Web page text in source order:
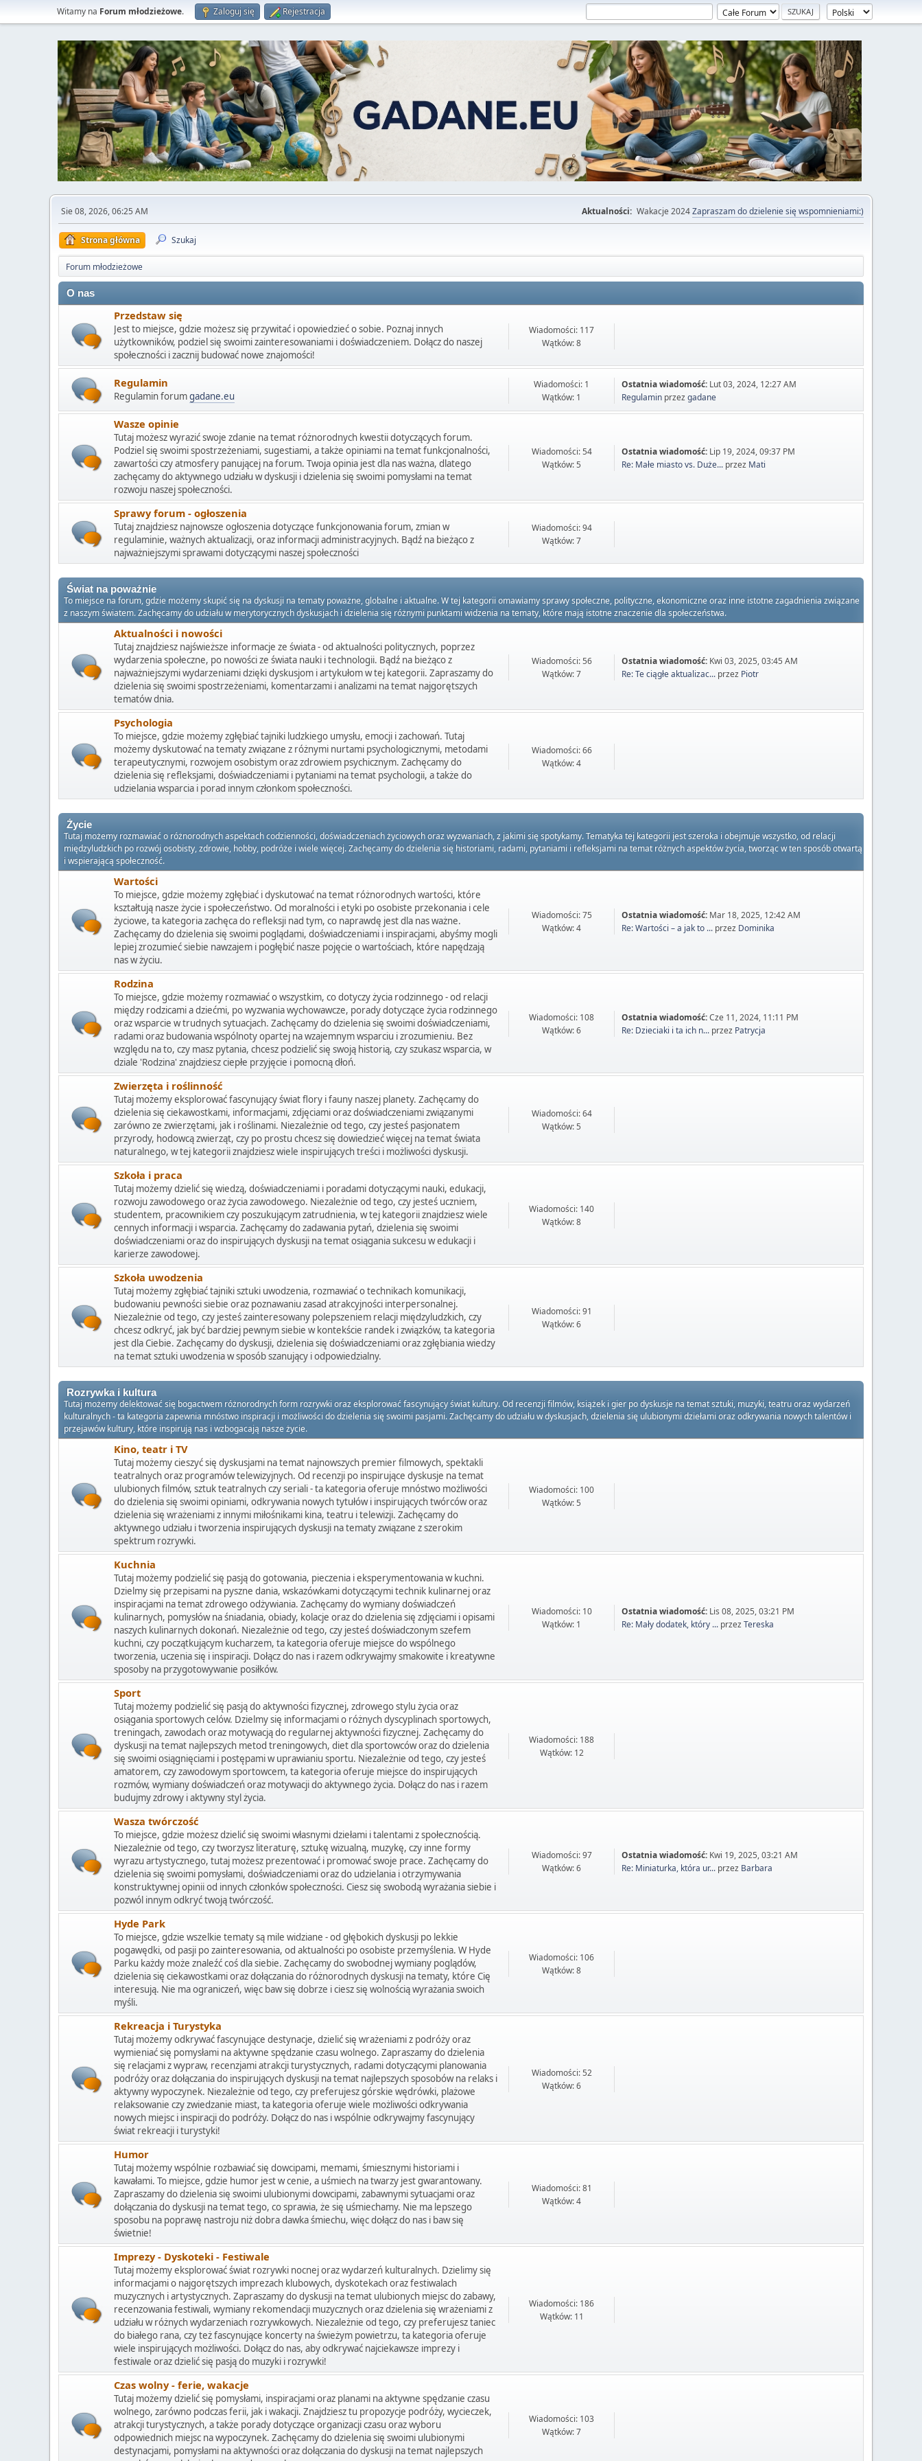
Witamy na Forum młodzieżowe. Zaloguj się Rejestracja
Sie 08, 2026, 06:25 AM Aktualności: Wakacje 2024Zapraszam do dzielenie się wspomnieniami:)
Strona główna Szukaj
Forum młodzieżowe
O nas
Przedstaw się
Jest to miejsce, gdzie możesz się przywitać i opowiedzieć o sobie. Poznaj innych
użytkowników, podziel się swoimi zainteresowaniami i doświadczeniem. Dołącz do naszej
społeczności i zacznij budować nowe znajomości!
Wiadomości: 117
Wątków: 8
Regulamin
Regulamin forumgadane.eu
Wiadomości: 1
Wątków: 1
Ostatnia wiadomość: Lut 03, 2024, 12:27 AM
Regulamin przezgadane
Wasze opinie
Tutaj możesz wyrazić swoje zdanie na temat różnorodnych kwestii dotyczących forum.
Podziel się swoimi spostrzeżeniami, sugestiami, a także opiniami na temat funkcjonalności,
zawartości czy atmosfery panującej na forum. Twoja opinia jest dla nas ważna, dlatego
zachęcamy do aktywnego udziału w dyskusji i dzielenia się swoimi pomysłami na temat
rozwoju naszej społeczności.
Wiadomości: 54
Wątków: 5
Ostatnia wiadomość: Lip 19, 2024, 09:37 PM
Re: Małe miasto vs. Duże... przez Mati
Sprawy forum - ogłoszenia
Tutaj znajdziesz najnowsze ogłoszenia dotyczące funkcjonowania forum, zmian w
regulaminie, ważnych aktualizacji, oraz informacji administracyjnych. Bądź na bieżąco z
najważniejszymi sprawami dotyczącymi naszej społeczności
Wiadomości: 94
Wątków: 7
Świat na poważnie
To miejsce na forum, gdzie możemy skupić się na dyskusji na tematy poważne, globalne i aktualne. W tej kategorii omawiamy sprawy społeczne, polityczne, ekonomiczne oraz inne istotne zagadnienia związane
z naszym światem. Zachęcamy do udziału w merytorycznych dyskusjach i dzielenia się różnymi punktami widzenia na tematy, które mają istotne znaczenie dla społeczeństwa.
Aktualności i nowości
Tutaj znajdziesz najświeższe informacje ze świata - od aktualności politycznych, poprzez
wydarzenia społeczne, po nowości ze świata nauki i technologii. Bądź na bieżąco z
najważniejszymi wydarzeniami dzięki dyskusjom i artykułom w tej kategorii. Zapraszamy do
dzielenia się swoimi spostrzeżeniami, komentarzami i analizami na temat najgorętszych
tematów dnia.
Wiadomości: 56
Wątków: 7
Ostatnia wiadomość: Kwi 03, 2025, 03:45 AM
Re: Te ciągłe aktualizac... przez Piotr
Psychologia
To miejsce, gdzie możemy zgłębiać tajniki ludzkiego umysłu, emocji i zachowań. Tutaj
możemy dyskutować na tematy związane z różnymi nurtami psychologicznymi, metodami
terapeutycznymi, rozwojem osobistym oraz zdrowiem psychicznym. Zachęcamy do
dzielenia się refleksjami, doświadczeniami i pytaniami na temat psychologii, a także do
udzielania wsparcia i porad innym członkom społeczności.
Wiadomości: 66
Wątków: 4
Życie
Tutaj możemy rozmawiać o różnorodnych aspektach codzienności, doświadczeniach życiowych oraz wyzwaniach, z jakimi się spotykamy. Tematyka tej kategorii jest szeroka i obejmuje wszystko, od relacji
międzyludzkich po rozwój osobisty, zdrowie, hobby, podróże i wiele więcej. Zachęcamy do dzielenia się historiami, radami, pytaniami i refleksjami na temat różnych aspektów życia, tworząc w ten sposób otwartą
i wspierającą społeczność.
Wartości
To miejsce, gdzie możemy zgłębiać i dyskutować na temat różnorodnych wartości, które
kształtują nasze życie i społeczeństwo. Od moralności i etyki po osobiste przekonania i cele
życiowe, ta kategoria zachęca do refleksji nad tym, co naprawdę jest dla nas ważne.
Zachęcamy do dzielenia się swoimi poglądami, doświadczeniami i inspiracjami, abyśmy mogli
lepiej zrozumieć siebie nawzajem i pogłębić nasze pojęcie o wartościach, które napędzają
nas w życiu.
Wiadomości: 75
Wątków: 4
Ostatnia wiadomość: Mar 18, 2025, 12:42 AM
Re: Wartości – a jak to ... przez Dominika
Rodzina
To miejsce, gdzie możemy rozmawiać o wszystkim, co dotyczy życia rodzinnego - od relacji
między rodzicami a dziećmi, po wyzwania wychowawcze, porady dotyczące życia rodzinnego
oraz wsparcie w trudnych sytuacjach. Zachęcamy do dzielenia się swoimi doświadczeniami,
radami oraz budowania wspólnoty opartej na wzajemnym wsparciu i zrozumieniu. Bez
względu na to, czy masz pytania, chcesz podzielić się swoją historią, czy szukasz wsparcia, w
dziale 'Rodzina' znajdziesz ciepłe przyjęcie i pomocną dłoń.
Wiadomości: 108
Wątków: 6
Ostatnia wiadomość:Cze 11, 2024, 11:11 PM
Re: Dzieciaki i ta ich n... przez Patrycja
Zwierzęta i roślinność
Tutaj możemy eksplorować fascynujący świat flory i fauny naszej planety. Zachęcamy do
dzielenia się ciekawostkami, informacjami, zdjęciami oraz doświadczeniami związanymi
zarówno ze zwierzętami, jak i roślinami. Niezależnie od tego, czy jesteś pasjonatem
przyrody, hodowcą zwierząt, czy po prostu chcesz się dowiedzieć więcej na temat świata
naturalnego, w tej kategorii znajdziesz wiele inspirujących treści i możliwości dyskusji.
Wiadomości: 64
Wątków: 5
Szkoła i praca
Tutaj możemy dzielić się wiedzą, doświadczeniami i poradami dotyczącymi nauki, edukacji,
rozwoju zawodowego oraz życia zawodowego. Niezależnie od tego, czy jesteś uczniem,
studentem, pracownikiem czy poszukującym zatrudnienia, w tej kategorii znajdziesz wiele
cennych informacji i wsparcia. Zachęcamy do zadawania pytań, dzielenia się swoimi
doświadczeniami oraz do inspirujących dyskusji na temat osiągania sukcesu w edukacji i
karierze zawodowej.
Wiadomości: 140
Wątków: 8
Szkoła uwodzenia
Tutaj możemy zgłębiać tajniki sztuki uwodzenia, rozmawiać o technikach komunikacji,
budowaniu pewności siebie oraz poznawaniu zasad atrakcyjności interpersonalnej.
Niezależnie od tego, czy jesteś zainteresowany polepszeniem relacji międzyludzkich, czy
chcesz odkryć, jak być bardziej pewnym siebie w kontekście randek i związków, ta kategoria
jest dla Ciebie. Zachęcamy do dyskusji, dzielenia się doświadczeniami oraz zgłębiania wiedzy
na temat sztuki uwodzenia w sposób szanujący i odpowiedzialny.
Wiadomości: 91
Wątków: 6
Rozrywka i kultura
Tutaj możemy delektować się bogactwem różnorodnych form rozrywki oraz eksplorować fascynujący świat kultury. Od recenzji filmów, książek i gier po dyskusje na temat sztuki, muzyki, teatru oraz wydarzeń
kulturalnych - ta kategoria zapewnia mnóstwo inspiracji i możliwości do dzielenia się swoimi pasjami. Zachęcamy do udziału w dyskusjach, dzielenia się ulubionymi dziełami oraz odkrywania nowych talentów i
przejawów kultury, które inspirują nas i wzbogacają nasze życie.
Kino, teatr i TV
Tutaj możemy cieszyć się dyskusjami na temat najnowszych premier filmowych, spektakli
teatralnych oraz programów telewizyjnych. Od recenzji po inspirujące dyskusje na temat
ulubionych filmów, sztuk teatralnych czy seriali - ta kategoria oferuje mnóstwo możliwości
do dzielenia się swoimi opiniami, odkrywania nowych tytułów i inspirujących twórców oraz
dzielenia się wrażeniami z innymi miłośnikami kina, teatru i telewizji. Zachęcamy do
aktywnego udziału i tworzenia inspirujących dyskusji na tematy związane z szerokim
spektrum rozrywki.
Wiadomości: 100
Wątków: 5
Kuchnia
Tutaj możemy podzielić się pasją do gotowania, pieczenia i eksperymentowania w kuchni.
Dzielmy się przepisami na pyszne dania, wskazówkami dotyczącymi technik kulinarnej oraz
inspiracjami na temat zdrowego odżywiania. Zachęcamy do wymiany doświadczeń
kulinarnych, pomysłów na śniadania, obiady, kolacje oraz do dzielenia się zdjęciami i opisami
naszych kulinarnych dokonań. Niezależnie od tego, czy jesteś doświadczonym szefem
kuchni, czy początkującym kucharzem, ta kategoria oferuje miejsce do wspólnego
tworzenia, uczenia się i inspiracji. Dołącz do nas i razem odkrywajmy smakowite i kreatywne
sposoby na przygotowywanie posiłków.
Wiadomości: 10
Wątków: 1
Ostatnia wiadomość: Lis 08, 2025, 03:21 PM
Re: Mały dodatek, który ... przezTereska
Sport
Tutaj możemy podzielić się pasją do aktywności fizycznej, zdrowego stylu życia oraz
osiągania sportowych celów. Dzielmy się informacjami o różnych dyscyplinach sportowych,
treningach, zawodach oraz motywacją do regularnej aktywności fizycznej. Zachęcamy do
dyskusji na temat najlepszych metod treningowych, diet dla sportowców oraz do dzielenia
się swoimi osiągnięciami i postępami w uprawianiu sportu. Niezależnie od tego, czy jesteś
amatorem, czy zawodowym sportowcem, ta kategoria oferuje miejsce do inspirujących
rozmów, wymiany doświadczeń oraz motywacji do aktywnego życia. Dołącz do nas i razem
budujmy zdrowy i aktywny styl życia.
Wiadomości: 188
Wątków: 12
Wasza twórczość
To miejsce, gdzie możesz dzielić się swoimi własnymi dziełami i talentami z społecznością.
Niezależnie od tego, czy tworzysz literaturę, sztukę wizualną, muzykę, czy inne formy
wyrazu artystycznego, tutaj możesz prezentować i promować swoje prace. Zachęcamy do
dzielenia się swoimi pomysłami, doświadczeniami oraz do udzielania i otrzymywania
konstruktywnej opinii od innych członków społeczności. Ciesz się swobodą wyrażania siebie i
pozwól innym odkryć twoją twórczość.
Wiadomości: 97
Wątków: 6
Ostatnia wiadomość: Kwi 19, 2025, 03:21 AM
Re: Miniaturka, która ur... przez Barbara
Hyde Park
To miejsce, gdzie wszelkie tematy są mile widziane - od głębokich dyskusji po lekkie
pogawędki, od pasji po zainteresowania, od aktualności po osobiste przemyślenia. W Hyde
Parku każdy może znaleźć coś dla siebie. Zachęcamy do swobodnej wymiany poglądów,
dzielenia się ciekawostkami oraz dołączania do różnorodnych dyskusji na tematy, które Cię
interesują. Nie ma ograniczeń, więc baw się dobrze i ciesz się wolnością wyrażania swoich
myśli.
Wiadomości: 106
Wątków: 8
Rekreacja i Turystyka
Tutaj możemy odkrywać fascynujące destynacje, dzielić się wrażeniami z podróży oraz
wymieniać się pomysłami na aktywne spędzanie czasu wolnego. Zapraszamy do dzielenia
się relacjami z wypraw, recenzjami atrakcji turystycznych, radami dotyczącymi planowania
podróży oraz dołączania do inspirujących dyskusji na temat najlepszych sposobów na relaks i
aktywny wypoczynek. Niezależnie od tego, czy preferujesz górskie wędrówki, plażowe
relaksowanie czy zwiedzanie miast, ta kategoria oferuje wiele możliwości odkrywania
nowych miejsc i inspiracji do podróży. Dołącz do nas i wspólnie odkrywajmy fascynujący
świat rekreacji i turystyki!
Wiadomości: 52
Wątków: 6
Humor
Tutaj możemy wspólnie rozbawiać się dowcipami, memami, śmiesznymi historiami i
kawałami. To miejsce, gdzie humor jest w cenie, a uśmiech na twarzy jest gwarantowany.
Zapraszamy do dzielenia się swoimi ulubionymi dowcipami, zabawnymi sytuacjami oraz
dołączania do dyskusji na temat tego, co sprawia, że się uśmiechamy. Nie ma lepszego
sposobu na poprawę nastroju niż dobra dawka śmiechu, więc dołącz do nas i baw się
świetnie!
Wiadomości: 81
Wątków: 4
Imprezy - Dyskoteki - Festiwale
Tutaj możemy eksplorować świat rozrywki nocnej oraz wydarzeń kulturalnych. Dzielimy się
informacjami o najgorętszych imprezach klubowych, dyskotekach oraz festiwalach
muzycznych i artystycznych. Zapraszamy do dyskusji na temat ulubionych miejsc do zabawy,
recenzowania festiwali, wymiany rekomendacji muzycznych oraz dzielenia się wrażeniami z
udziału w różnych wydarzeniach rozrywkowych. Niezależnie od tego, czy preferujesz taniec
do białego rana, czy też fascynujące koncerty na świeżym powietrzu, ta kategoria oferuje
wiele inspirujących możliwości. Dołącz do nas, aby odkrywać najciekawsze imprezy i
festiwale oraz dzielić się pasją do muzyki i rozrywki!
Wiadomości: 186
Wątków: 11
Czas wolny - ferie, wakacje
Tutaj możemy dzielić się pomysłami, inspiracjami oraz planami na aktywne spędzanie czasu
wolnego, zarówno podczas ferii, jak i wakacji. Znajdziesz tu propozycje podróży, wycieczek,
atrakcji turystycznych, a także porady dotyczące organizacji czasu oraz wyboru
odpowiednich miejsc na wypoczynek. Zachęcamy do dzielenia się swoimi ulubionymi
destynacjami, pomysłami na aktywności oraz dołączania do dyskusji na temat najlepszych
Wiadomości: 103
Wątków: 7